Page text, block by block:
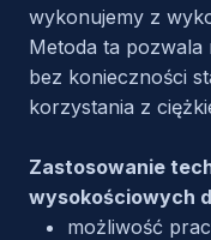
wykonujemy z
Metoda ta pozwala
bez konieczności
korzystania z
Zastosowanie
wysokościowych
możliwość